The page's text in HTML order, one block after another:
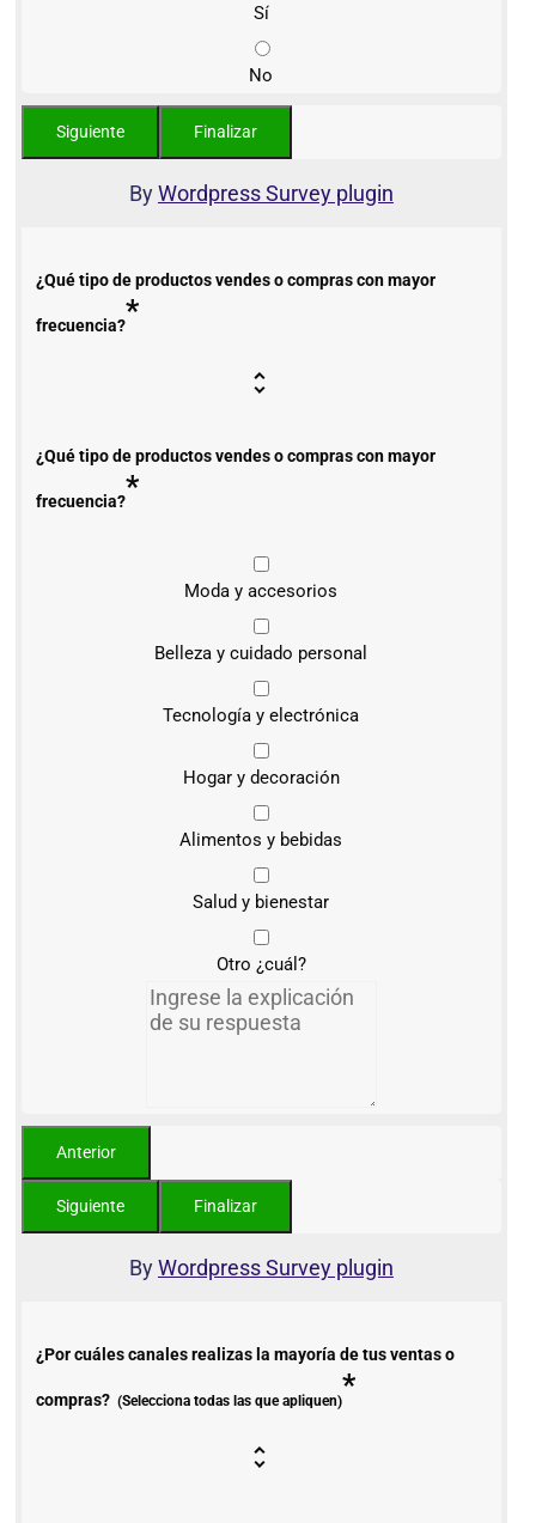
Sí
No
ByWordpress Survey plugin
¿Qué tipo de productos vendes o compras con mayor
frecuencia?*
¿Qué tipo de productos vendes o compras con mayor
frecuencia?*
Moda y accesorios
Belleza y cuidado personal
Tecnología y electrónica
Hogar y decoración
Alimentos y bebidas
Salud y bienestar
Otro ¿cuál?
ByWordpress Survey plugin
¿Por cuáles canales realizas la mayoría de tus ventas o
compras? (Selecciona todas las que apliquen)*